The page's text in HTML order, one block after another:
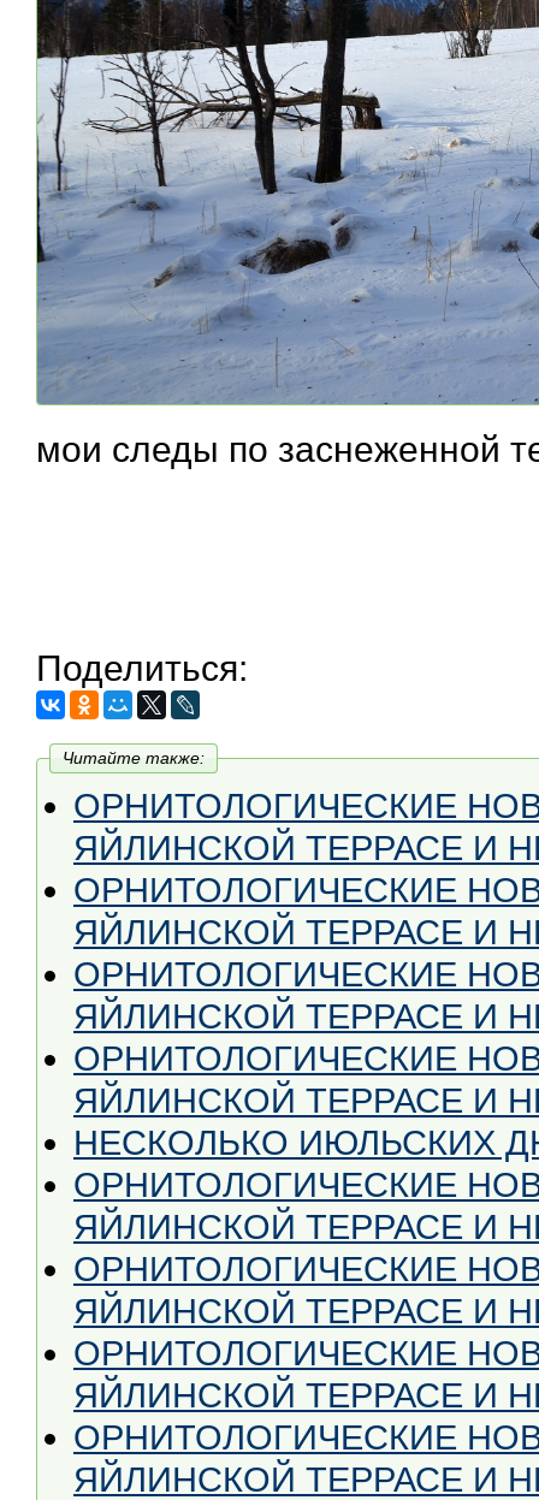
мои следы по заснеженной
Поделиться:
Читайте также:
ОРНИТОЛОГИЧЕСКИЕ
ЯЙЛИНСКОЙ ТЕРРАСЕ И
ОРНИТОЛОГИЧЕСКИЕ
ЯЙЛИНСКОЙ ТЕРРАСЕ И
ОРНИТОЛОГИЧЕСКИЕ
ЯЙЛИНСКОЙ ТЕРРАСЕ И
ОРНИТОЛОГИЧЕСКИЕ
ЯЙЛИНСКОЙ ТЕРРАСЕ И
НЕСКОЛЬКО ИЮЛЬСКИХ
ОРНИТОЛОГИЧЕСКИЕ
ЯЙЛИНСКОЙ ТЕРРАСЕ И
ОРНИТОЛОГИЧЕСКИЕ
ЯЙЛИНСКОЙ ТЕРРАСЕ И
ОРНИТОЛОГИЧЕСКИЕ
ЯЙЛИНСКОЙ ТЕРРАСЕ И
ОРНИТОЛОГИЧЕСКИЕ
ЯЙЛИНСКОЙ ТЕРРАСЕ И